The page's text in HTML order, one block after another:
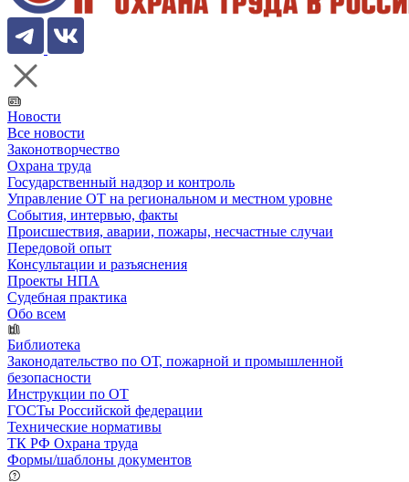
Новости
Все новости
Законотворчество
Охрана труда
Государственный надзор и контроль
Управление ОТ на региональном и местном уровне
События, интервью, факты
Происшествия, аварии, пожары, несчастные случаи
Передовой опыт
Консультации и разъяснения
Проекты НПА
Судебная практика
Обо всем
Библиотека
Законодательство по ОТ, пожарной и промышленной
безопасности
Инструкции по ОТ
ГОСТы Российской федерации
Технические нормативы
ТК РФ Охрана труда
Формы/шаблоны документов